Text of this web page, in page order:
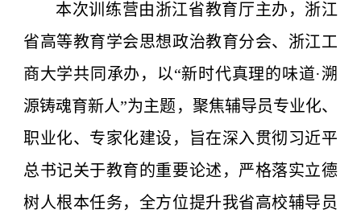
本次训练营由浙江省教育厅主办，浙江
省高等教育学会思想政治教育分会、浙江工
商大学共同承办，以“新时代真理的味道·溯
源铸魂育新人”为主题，聚焦辅导员专业化、
职业化、专家化建设，旨在深入贯彻习近平
总书记关于教育的重要论述，严格落实立德
树人根本任务，全方位提升我省高校辅导员